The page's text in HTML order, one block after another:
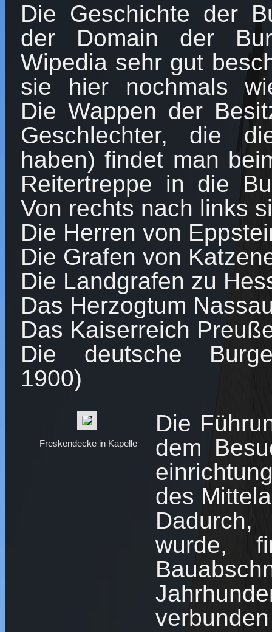
Die Geschichte der
der Domain der
Wipedia sehr gut
sie hier nochmals
Die Wappen der
Geschlechter, die
haben) findet man
Reitertreppe in die
Von rechts nach links
Die Herren von
Die Grafen von
Die Landgrafen zu
Das Herzogtum
Das Kaiserreich
Die deutsche
1900)
Freskendecke in Kapelle
Die
dem
des
wurde,